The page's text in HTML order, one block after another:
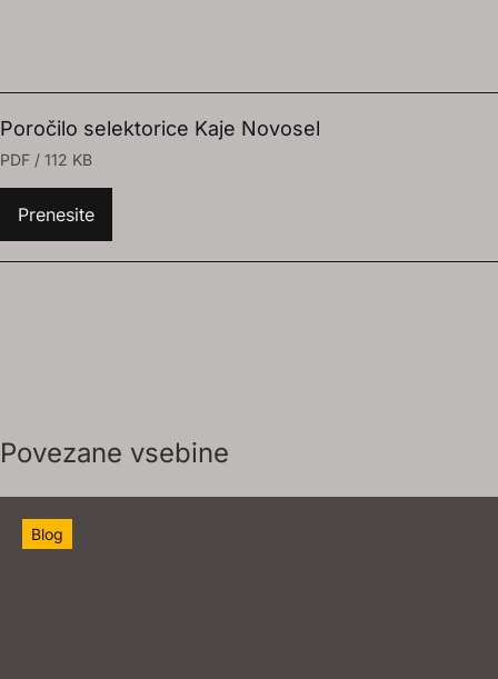
Poročilo selektorice Kaje Novosel
PDF / 112 KB
Prenesite
Povezane vsebine
Blog